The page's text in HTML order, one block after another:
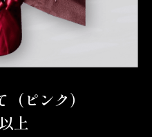
ピンク）
上